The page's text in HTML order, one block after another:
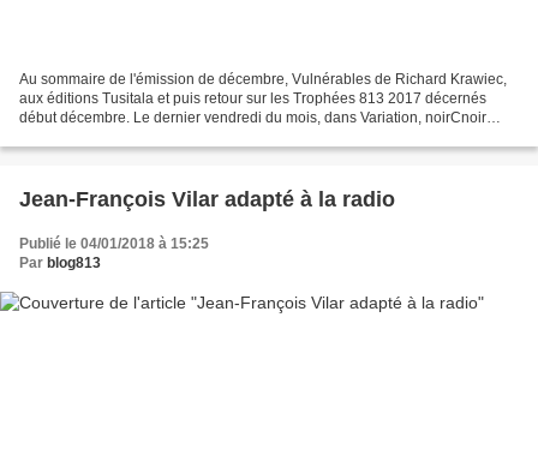
Au sommaire de l'émission de décembre, Vulnérables de Richard Krawiec,
aux éditions Tusitala et puis retour sur les Trophées 813 2017 décernés
début décembre. Le dernier vendredi du mois, dans Variation, noirCnoir
Jean-François Vilar adapté à la radio
Publié le 04/01/2018 à 15:25
Par blog813